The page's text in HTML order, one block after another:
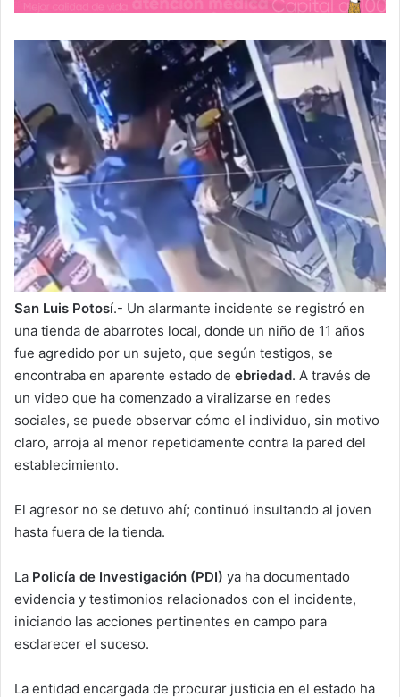
San Luis Potosí.- Un alarmante incidente se registró en
una tienda de abarrotes local, donde un niño de 11 años
fue agredido por un sujeto, que según testigos, se
encontraba en aparente estado de ebriedad. A través de
un video que ha comenzado a viralizarse en redes
sociales, se puede observar cómo el individuo, sin motivo
claro, arroja al menor repetidamente contra la pared del
establecimiento.
El agresor no se detuvo ahí; continuó insultando al joven
hasta fuera de la tienda.
La Policía de Investigación (PDI) ya ha documentado
evidencia y testimonios relacionados con el incidente,
iniciando las acciones pertinentes en campo para
esclarecer el suceso.
La entidad encargada de procurar justicia en el estado ha